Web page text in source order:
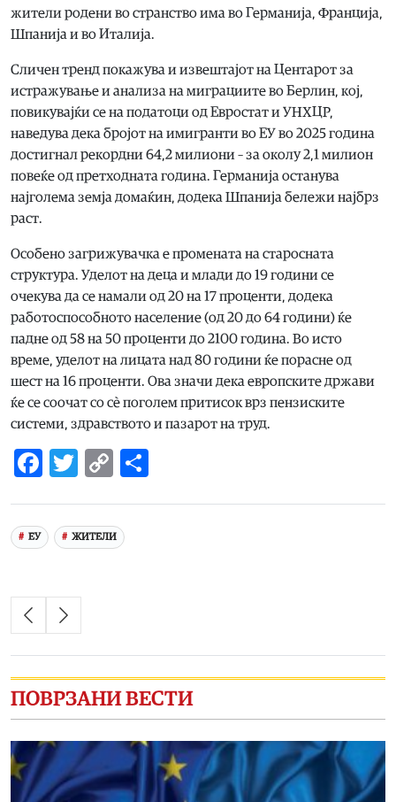
жители родени во странство има во Германија, Франција,
Шпанија и во Италија.
Сличен тренд покажува и извештајот на Центарот за
истражување и анализа на миграциите во Берлин, кој,
повикувајќи се на податоци од Евростат и УНХЦР,
наведува дека бројот на имигранти во ЕУ во 2025 година
достигнал рекордни 64,2 милиони – за околу 2,1 милион
повеќе од претходната година. Германија останува
најголема земја домаќин, додека Шпанија бележи најбрз
раст.
Особено загрижувачка е промената на старосната
структура. Уделот на деца и млади до 19 години се
очекува да се намали од 20 на 17 проценти, додека
работоспособното население (од 20 до 64 години) ќе
падне од 58 на 50 проценти до 2100 година. Во исто
време, уделот на лицата над 80 години ќе порасне од
шест на 16 проценти. Ова значи дека европските држави
ќе се соочат со сѐ поголем притисок врз пензиските
системи, здравството и пазарот на труд.
Facebook
Twitter
Copy
ЕУ ЖИТЕЛИ
ПОВРЗАНИ ВЕСТИ